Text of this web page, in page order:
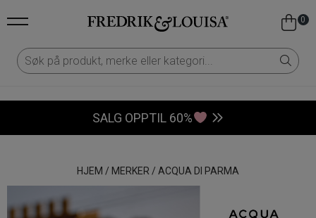
0
SALG OPPTIL 60%
HJEM / MERKER / ACQUA DI PARMA